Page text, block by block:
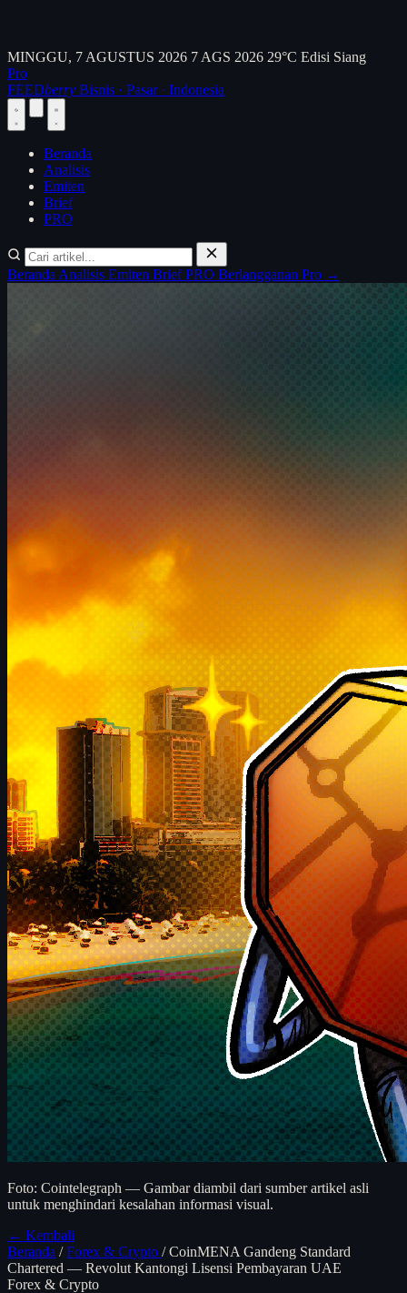
MINGGU, 7 AGUSTUS 2026 7 AGS 2026 29°C Edisi Siang
Pro
FEEDberry Bisnis · Pasar · Indonesia
Beranda
Analisis
Emiten
Brief
PRO
Beranda Analisis Emiten BriefPRO Berlangganan Pro →
Foto: Cointelegraph — Gambar diambil dari sumber artikel asli
untuk menghindari kesalahan informasi visual.
← Kembali
Beranda / Forex & Crypto / CoinMENA Gandeng Standard
Chartered — Revolut Kantongi Lisensi Pembayaran UAE
Forex & Crypto